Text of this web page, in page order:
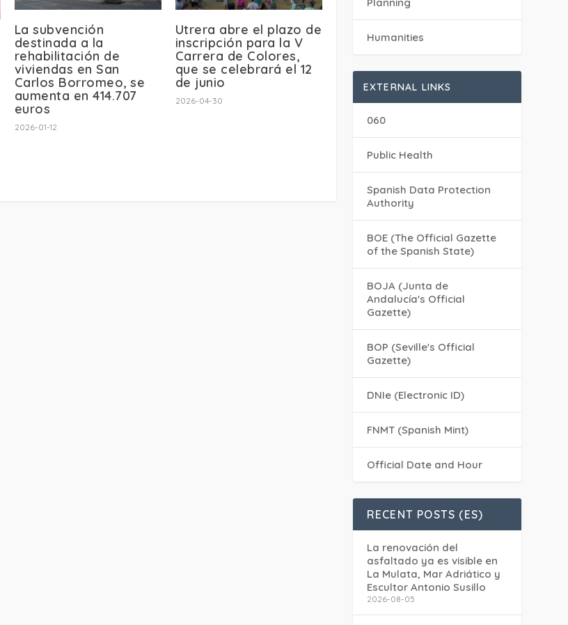
La subvención
destinada a la
rehabilitación de
viviendas en San
Carlos Borromeo, se
aumenta en 414.707
euros
2026-01-12
Utrera abre el plazo de
inscripción para la V
Carrera de Colores,
que se celebrará el 12
de junio
2026-04-30
Planning
Humanities
EXTERNAL LINKS
060
Public Health
Spanish Data Protection
Authority
BOE (The Official Gazette
of the Spanish State)
BOJA (Junta de
Andalucía's Official
Gazette)
BOP (Seville's Official
Gazette)
DNIe (Electronic ID)
FNMT (Spanish Mint)
Official Date and Hour
RECENT POSTS (ES)
La renovación del
asfaltado ya es visible en
La Mulata, Mar Adriático y
Escultor Antonio Susillo
2026-08-05